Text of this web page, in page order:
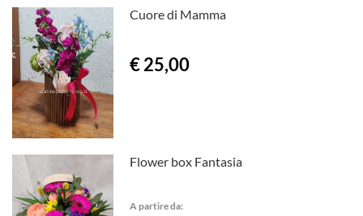
Cuore di Mamma
€ 25,00
Flower box Fantasia
A partire da: